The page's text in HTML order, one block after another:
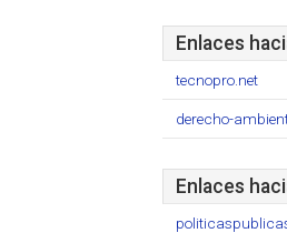
Enlaces
tecnopro.net
derecho-
Enlaces